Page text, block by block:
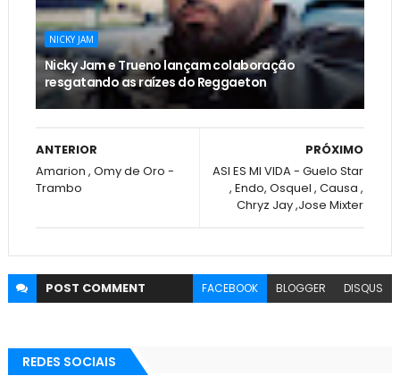
NICKY JAM
Nicky Jam e Trueno lançam colaboração
resgatando as raízes do Reggaeton
PRÓXIMO
ASI ES MI VIDA - Guelo Star
, Endo, Osquel , Causa ,
Chryz Jay ,Jose Mixter
ANTERIOR
Amarion , Omy de Oro -
Trambo
POST COMMENT FACEBOOK BLOGGER DISQUS
REDES SOCIAIS